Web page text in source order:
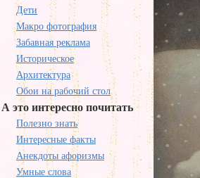
Дети
Макро фотография
Забавная реклама
Историческое
Архитектура
Обои на рабочий стол
А это интересно почитать
Полезно знать
Интересные факты
Анекдоты афоризмы
Умные слова